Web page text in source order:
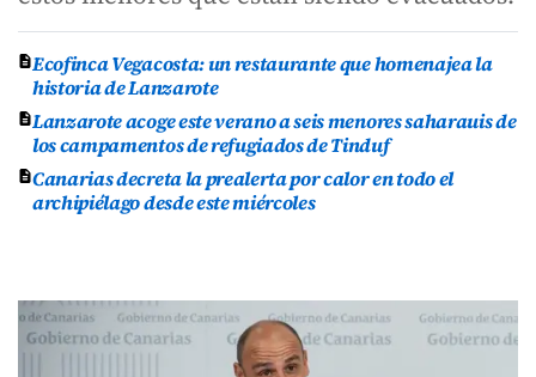
Ecofinca Vegacosta: un restaurante que homenajea la
historia de Lanzarote
Lanzarote acoge este verano a seis menores saharauis de
los campamentos de refugiados de Tinduf
Canarias decreta la prealerta por calor en todo el
archipiélago desde este miércoles